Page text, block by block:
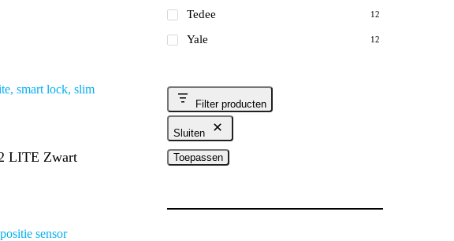
LITE Zwart
Tedee 12
Yale 12
Filter producten
Sluiten
Toepassen